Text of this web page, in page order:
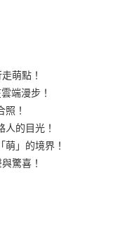
銀行
商業銀行
商業銀行
銀行
銀行
商業銀行
銀行
銀行
商業銀行
商業銀行
銀行
銀行
銀行
商業銀行
商業銀行
銀行
萌點！
端漫步！
！
的目光！
」的境界！
驚喜！